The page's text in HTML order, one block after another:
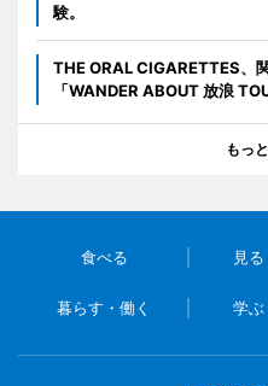
験。
THE ORAL CIGARETTES、
「WANDER ABOUT 放浪
もっ
食べる 見
暮らす・働く 学ぶ